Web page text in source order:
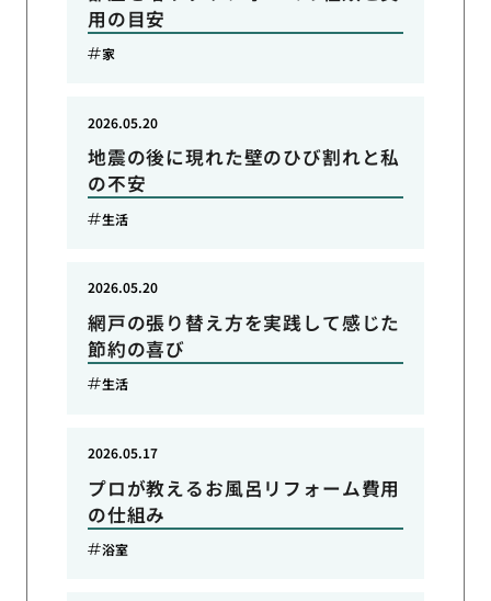
用の目安
家
地震の後に現れた壁のひび割れと私
の不安
2026.05.20
生活
網戸の張り替え方を実践して感じた
節約の喜び
2026.05.20
生活
プロが教えるお風呂リフォーム費用
の仕組み
2026.05.17
浴室